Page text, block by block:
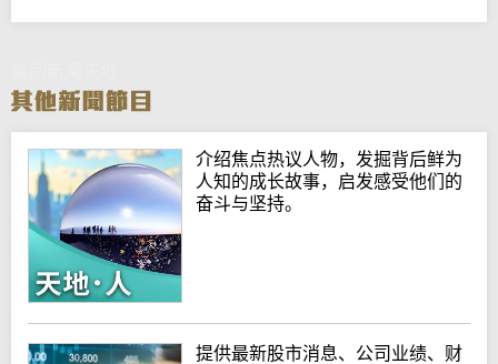
介绍焦点热议人物，发掘背后鲜为
人知的成长故事，启发感受他们的
奋斗与坚持。
提供最新股市消息、公司业绩、财